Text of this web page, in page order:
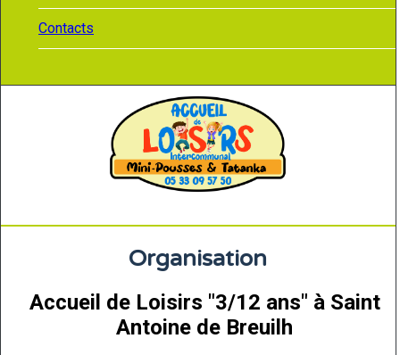
Contacts
Organisation
Accueil de Loisirs "3/12 ans" à Saint
Antoine de Breuilh